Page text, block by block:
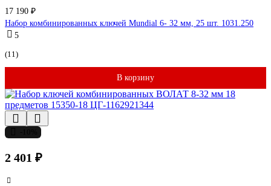
17 190 ₽
Набор комбинированных ключей Mundial 6- 32 мм, 25 шт. 1031.250
5
(11)
В корзину
2 401 ₽